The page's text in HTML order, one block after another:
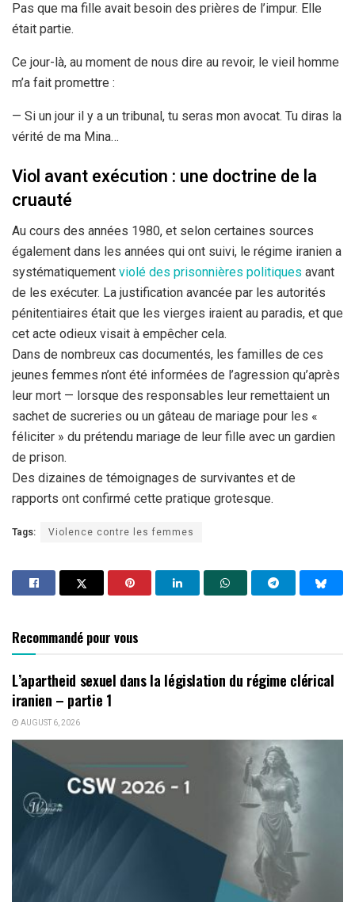
Pas que ma fille avait besoin des prières de l’impur. Elle
était partie.
Ce jour-là, au moment de nous dire au revoir, le vieil homme
m’a fait promettre :
— Si un jour il y a un tribunal, tu seras mon avocat. Tu diras la
vérité de ma Mina…
Viol avant exécution : une doctrine de la
cruauté
Au cours des années 1980, et selon certaines sources
également dans les années qui ont suivi, le régime iranien a
systématiquement violé des prisonnières politiques avant
de les exécuter. La justification avancée par les autorités
pénitentiaires était que les vierges iraient au paradis, et que
cet acte odieux visait à empêcher cela.
Dans de nombreux cas documentés, les familles de ces
jeunes femmes n’ont été informées de l’agression qu’après
leur mort — lorsque des responsables leur remettaient un
sachet de sucreries ou un gâteau de mariage pour les «
féliciter » du prétendu mariage de leur fille avec un gardien
de prison.
Des dizaines de témoignages de survivantes et de
rapports ont confirmé cette pratique grotesque.
Tags: Violence contre les femmes
Recommandé pour vous
L’apartheid sexuel dans la législation du régime clérical
iranien – partie 1
AUGUST 6, 2026